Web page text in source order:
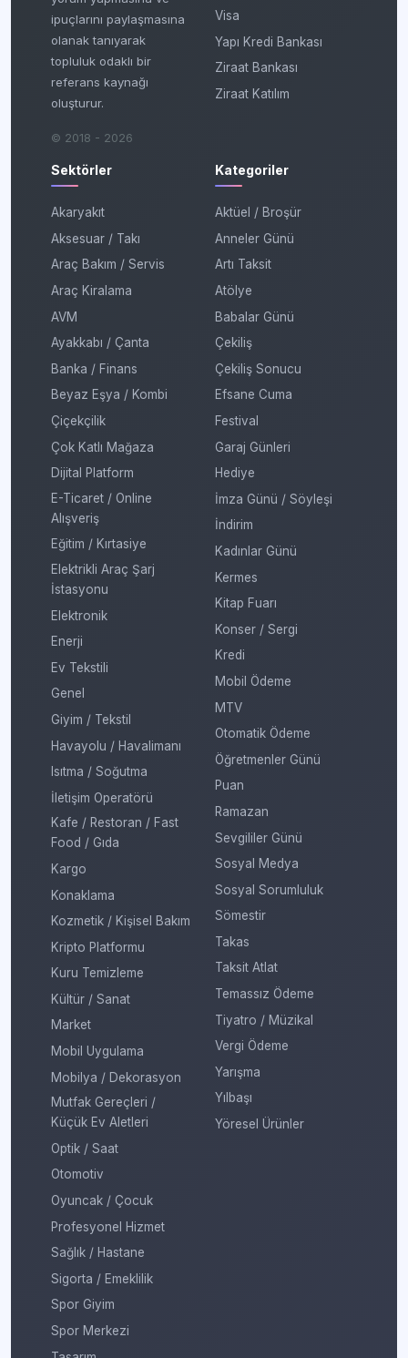
ipuçlarını paylaşmasına
olanak tanıyarak
topluluk odaklı bir
referans kaynağı
oluşturur.
© 2018 - 2026
Visa
Yapı Kredi Bankası
Ziraat Bankası
Ziraat Katılım
Sektörler
Akaryakıt
Aksesuar / Takı
Araç Bakım / Servis
Araç Kiralama
AVM
Ayakkabı / Çanta
Banka / Finans
Beyaz Eşya / Kombi
Çiçekçilik
Çok Katlı Mağaza
Dijital Platform
E-Ticaret / Online
Alışveriş
Eğitim / Kırtasiye
Elektrikli Araç Şarj
İstasyonu
Elektronik
Enerji
Ev Tekstili
Genel
Giyim / Tekstil
Havayolu / Havalimanı
Isıtma / Soğutma
İletişim Operatörü
Kafe / Restoran / Fast
Food / Gıda
Kargo
Konaklama
Kozmetik / Kişisel Bakım
Kripto Platformu
Kuru Temizleme
Kültür / Sanat
Market
Mobil Uygulama
Mobilya / Dekorasyon
Mutfak Gereçleri /
Küçük Ev Aletleri
Optik / Saat
Otomotiv
Oyuncak / Çocuk
Profesyonel Hizmet
Sağlık / Hastane
Sigorta / Emeklilik
Spor Giyim
Spor Merkezi
Kategoriler
Aktüel / Broşür
Anneler Günü
Artı Taksit
Atölye
Babalar Günü
Çekiliş
Çekiliş Sonucu
Efsane Cuma
Festival
Garaj Günleri
Hediye
İmza Günü / Söyleşi
İndirim
Kadınlar Günü
Kermes
Kitap Fuarı
Konser / Sergi
Kredi
Mobil Ödeme
MTV
Otomatik Ödeme
Öğretmenler Günü
Puan
Ramazan
Sevgililer Günü
Sosyal Medya
Sosyal Sorumluluk
Sömestir
Takas
Taksit Atlat
Temassız Ödeme
Tiyatro / Müzikal
Vergi Ödeme
Yarışma
Yılbaşı
Yöresel Ürünler